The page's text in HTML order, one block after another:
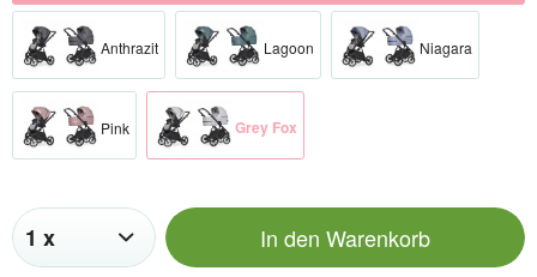
Anthrazit Lagoon Niagara
Pink Grey Fox
In den Warenkorb